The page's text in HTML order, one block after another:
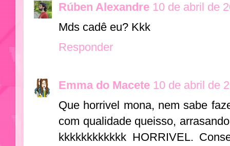
Rúben Alexandre 10 de abril de
Mds cadê eu? Kkk
Responder
Emma do Macete 10 de abril de
Que horrivel mona, nem sabe
com qualidade queisso,
kkkkkkkkkkkk HORRIVEL.